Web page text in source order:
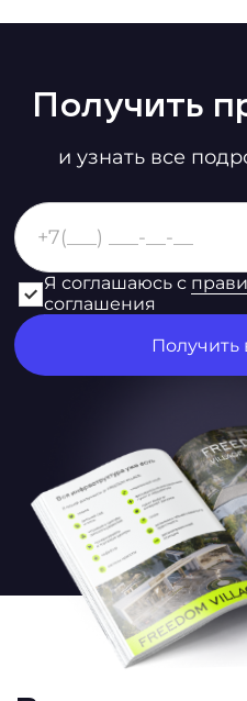
Получить
и узнать все
Я соглашаюсь с
соглашения